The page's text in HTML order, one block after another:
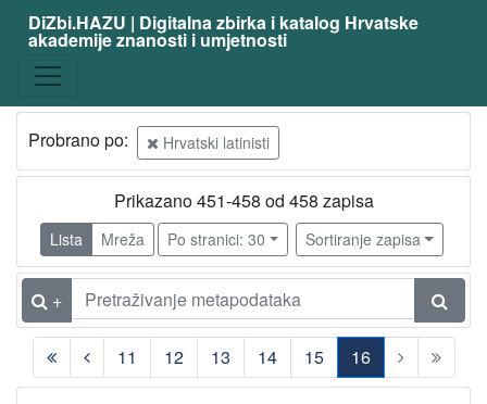
DiZbi.HAZU | Digitalna zbirka i katalog Hrvatske
akademije znanosti i umjetnosti
Probrano po: Hrvatski latinisti
Prikazano 451-458 od 458 zapisa
Lista Mreža Po stranici: 30 Sortiranje zapisa
+
11 12 13 14 15
16
(current)